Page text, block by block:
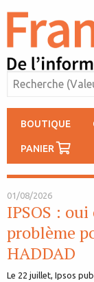
BOUTIQUE
PANIER
01/08/2026
IPSOS :
problème
HADDAD
Le 22 juillet, Ipsos